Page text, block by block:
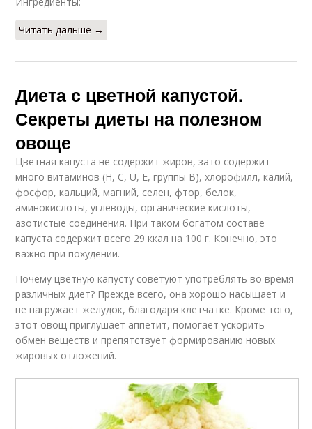
Читать дальше →
Диета с цветной капустой.
Секреты диеты на полезном
овоще
Цветная капуста не содержит жиров, зато содержит
много витаминов (Н, С, U, Е, группы В), хлорофилл, калий,
фосфор, кальций, магний, селен, фтор, белок,
аминокислоты, углеводы, органические кислоты,
азотистые соединения. При таком богатом составе
капуста содержит всего 29 ккал на 100 г. Конечно, это
важно при похудении.
Почему цветную капусту советуют употреблять во время
различных диет? Прежде всего, она хорошо насыщает и
не нагружает желудок, благодаря клетчатке. Кроме того,
этот овощ приглушает аппетит, помогает ускорить
обмен веществ и препятствует формированию новых
жировых отложений.